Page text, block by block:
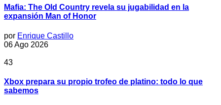
Mafia: The Old Country revela su jugabilidad en la
expansión Man of Honor
por Enrique Castillo
06 Ago 2026
43
Xbox prepara su propio trofeo de platino: todo lo que
sabemos